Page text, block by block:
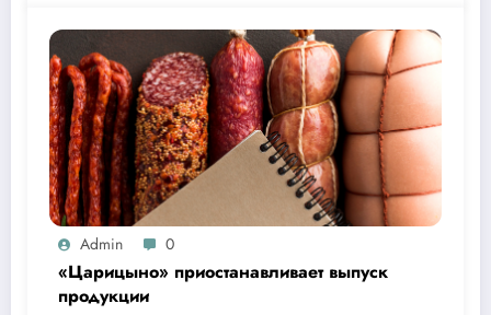
Admin 0
«Царицыно» приостанавливает выпуск
продукции